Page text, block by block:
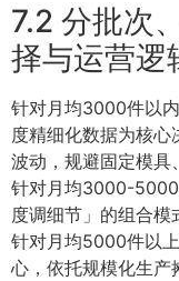
7.2 分批次
择与运营逻
针对月均3000件以
度精细化数据为核
波动，规避固定模具
针对月均3000-5000
度调细节」的组合模
针对月均5000件以
心，依托规模化生产